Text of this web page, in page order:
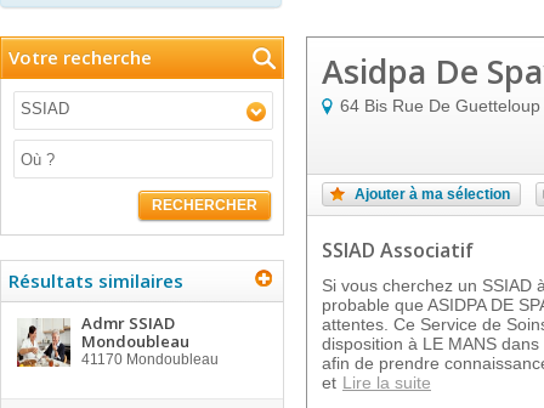
Votre recherche
SSIAD
RECHERCHER
Résultats similaires
Admr SSIAD
Mondoubleau
41170 Mondoubleau
Asidpa De
64 Bis Rue De Guetteloup
Ajouter à ma sélection
SSIAD Associatif
Si vous cherchez un SSIAD
probable que ASIDPA DE
attentes. Ce Service de
disposition à LE MANS
afin de prendre
et Lire la suite